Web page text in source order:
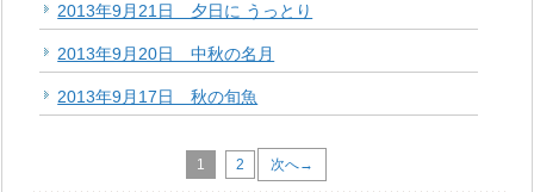
2013年9月21日 夕日に うっとり
2013年9月20日 中秋の名月
2013年9月17日 秋の旬魚
1 2 次へ→